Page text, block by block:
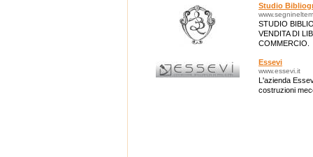
Studio
STUDIO
VENDITA DI
COMMERCIO.
Essevi
www.essevi.it
L'azienda
costruzioni